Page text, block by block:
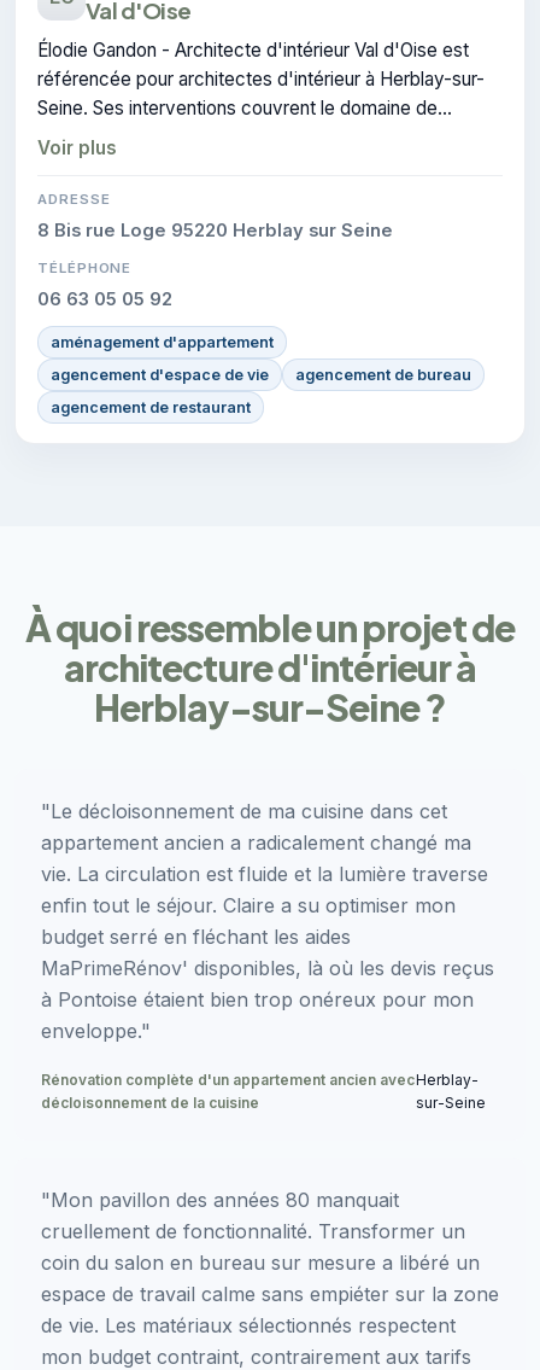
Val d'Oise
Élodie Gandon - Architecte d'intérieur Val d'Oise est
référencée pour architectes d'intérieur à Herblay-sur-
Seine. Ses interventions couvrent le domaine de
architecture d'intérieur.
Voir plus
ADRESSE
8 Bis rue Loge 95220 Herblay sur Seine
TÉLÉPHONE
06 63 05 05 92
aménagement d'appartement
agencement d'espace de vie
agencement de bureau
agencement de restaurant
À quoi ressemble un projet de
architecture d'intérieur à
Herblay-sur-Seine ?
"Le décloisonnement de ma cuisine dans cet
appartement ancien a radicalement changé ma
vie. La circulation est fluide et la lumière traverse
enfin tout le séjour. Claire a su optimiser mon
budget serré en fléchant les aides
MaPrimeRénov' disponibles, là où les devis reçus
à Pontoise étaient bien trop onéreux pour mon
enveloppe."
Rénovation complète d'un appartement ancien avec
décloisonnement de la cuisine
Herblay-
sur-Seine
"Mon pavillon des années 80 manquait
cruellement de fonctionnalité. Transformer un
coin du salon en bureau sur mesure a libéré un
espace de travail calme sans empiéter sur la zone
de vie. Les matériaux sélectionnés respectent
mon budget contraint, contrairement aux tarifs